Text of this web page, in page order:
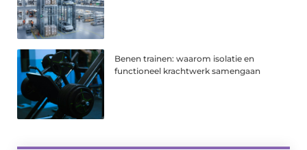
Benen trainen: waarom isolatie en
functioneel krachtwerk samengaan